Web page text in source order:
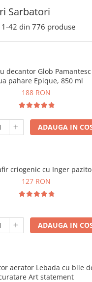
Sarbatori
1-42 din 776 produse
decantor Glob
pahare Epique, 850 ml
188 RON
ADAUGA IN
criogenic cu Inger
127 RON
ADAUGA IN
aerator Lebada cu bile
Art statement